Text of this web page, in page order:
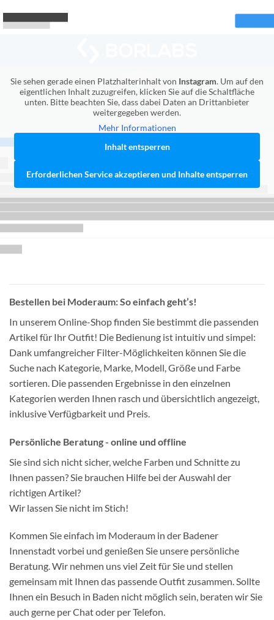
Sie sehen gerade einen Platzhalterinhalt von Instagram. Um auf den
eigentlichen Inhalt zuzugreifen, klicken Sie auf die Schaltfläche
unten. Bitte beachten Sie, dass dabei Daten an Drittanbieter
weitergegeben werden.
Mehr Informationen
Inhalt entsperren
Erforderlichen Service akzeptieren und Inhalte entsperren
Bestellen bei Moderaum: So einfach geht’s!
In unserem Online-Shop finden Sie bestimmt die passenden
Artikel für Ihr Outfit! Die Bedienung ist intuitiv und simpel:
Dank umfangreicher Filter-Möglichkeiten können Sie die
Suche nach Kategorie, Marke, Modell, Größe und Farbe
sortieren. Die passenden Ergebnisse in den einzelnen
Kategorien werden Ihnen rasch und übersichtlich angezeigt,
inklusive Verfügbarkeit und Preis.
Persönliche Beratung - online und offline
Sie sind sich nicht sicher, welche Farben und Schnitte zu
Ihnen passen? Sie brauchen Hilfe bei der Auswahl der
richtigen Artikel?
Wir lassen Sie nicht im Stich!
Kommen Sie einfach im Moderaum in der Badener
Innenstadt vorbei und genießen Sie unsere persönliche
Beratung. Wir nehmen uns viel Zeit für Sie und stellen
gemeinsam mit Ihnen das passende Outfit zusammen. Sollte
Ihnen ein Besuch in Baden nicht möglich sein, beraten wir Sie
auch gerne per Chat oder per Telefon.